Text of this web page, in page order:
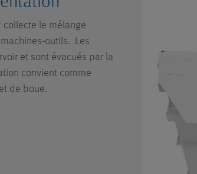
collecte le mélange
outils. Les
et sont évacués par la
convient comme
de boue.